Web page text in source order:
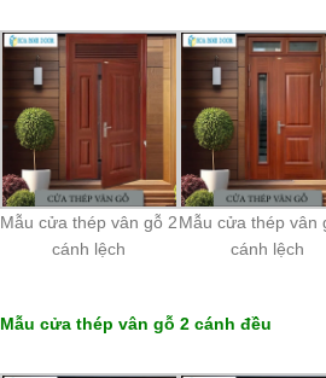
Mẫu cửa thép vân gỗ 2
cánh lệch
Mẫu cửa thép vân
cánh lệch
Mẫu cửa thép vân gỗ 2 cánh đều